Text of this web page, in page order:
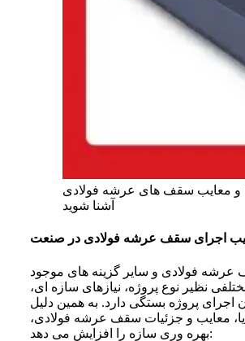
و معایب سقف های عرشه فولادی
آشنا شوید
اجرای سقف عرشه فولادی در صنعت
عرشه فولادی و سایر گزینه های موجود
نظیر نوع پروژه، نیازهای سازه ای،
اجرای پروژه بستگی دارد. به همین دلیل
معایب و جزئیات سقف عرشه فولادی،
بهره وری سازه را افزایش می دهد: